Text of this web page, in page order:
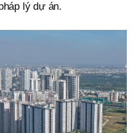
lý dự án.